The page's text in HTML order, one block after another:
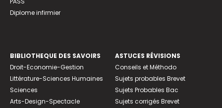
Diplome infirmier
BIBLIOTHEQUE DES SAVOIRS
Droit-Economie-Gestion
Littérature-Sciences Humaines
Sciences
Arts-Design-Spectacle
ASTUCES RÉVISIONS
Conseils et Méthodo
Sujets probables Brevet
Sujets Probables Bac
Sujets corrigés Brevet